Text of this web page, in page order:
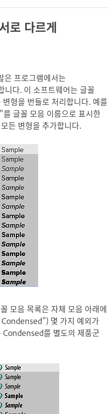
로 다르게
프로그램에서는
니다. 이 소프트웨어는 글꼴
형을 번들로 처리합니다. 예를
글꼴 모음 이름으로 표시한
든 변형을 추가합니다.
모음 목록은 자체 모음 아래에
몇 가지 예외가
를 별도의 제품군